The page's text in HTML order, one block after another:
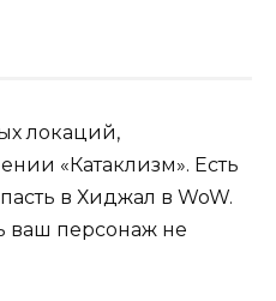
локаций,
«Катаклизм». Есть
в Хиджал в WoW.
ваш персонаж не